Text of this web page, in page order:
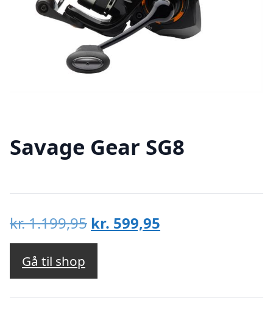
Savage Gear SG8
kr.1.199,95 Den
oprindelige
var:
kr. 1.199,95.
kr. 599,95
kr. 599,95.
Gå til shop